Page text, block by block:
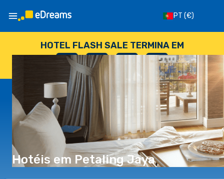
PT (€)
HOTEL FLASH SALE TERMINA EM
--
DIAS
: --
HORAS
: --
SEGUNDOS
Hotéis em Petaling Jaya